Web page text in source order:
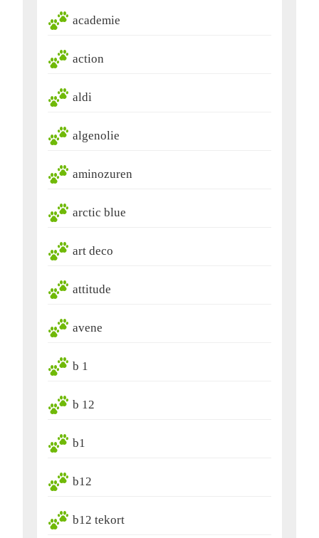
academie
action
aldi
algenolie
aminozuren
arctic blue
art deco
attitude
avene
b 1
b 12
b1
b12
b12 tekort